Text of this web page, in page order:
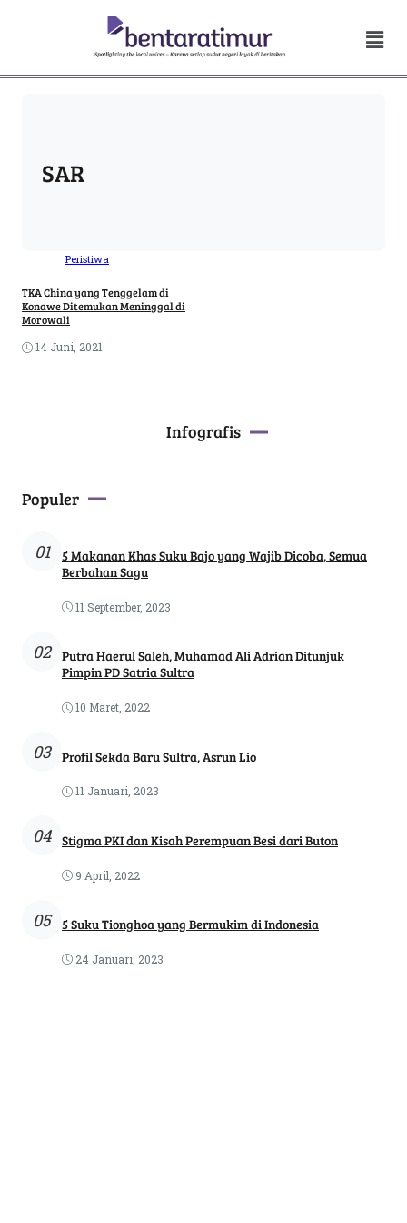
SAR
Peristiwa
TKA China yang Tenggelam di
Konawe Ditemukan Meninggal di
Morowali
14 Juni, 2021
Infografis
Populer
01
5 Makanan Khas Suku Bajo yang Wajib Dicoba, Semua
Berbahan Sagu
11 September, 2023
02
Putra Haerul Saleh, Muhamad Ali Adrian Ditunjuk
Pimpin PD Satria Sultra
10 Maret, 2022
03 Profil Sekda Baru Sultra, Asrun Lio
11 Januari, 2023
04 Stigma PKI dan Kisah Perempuan Besi dari Buton
9 April, 2022
05 5 Suku Tionghoa yang Bermukim di Indonesia
24 Januari, 2023